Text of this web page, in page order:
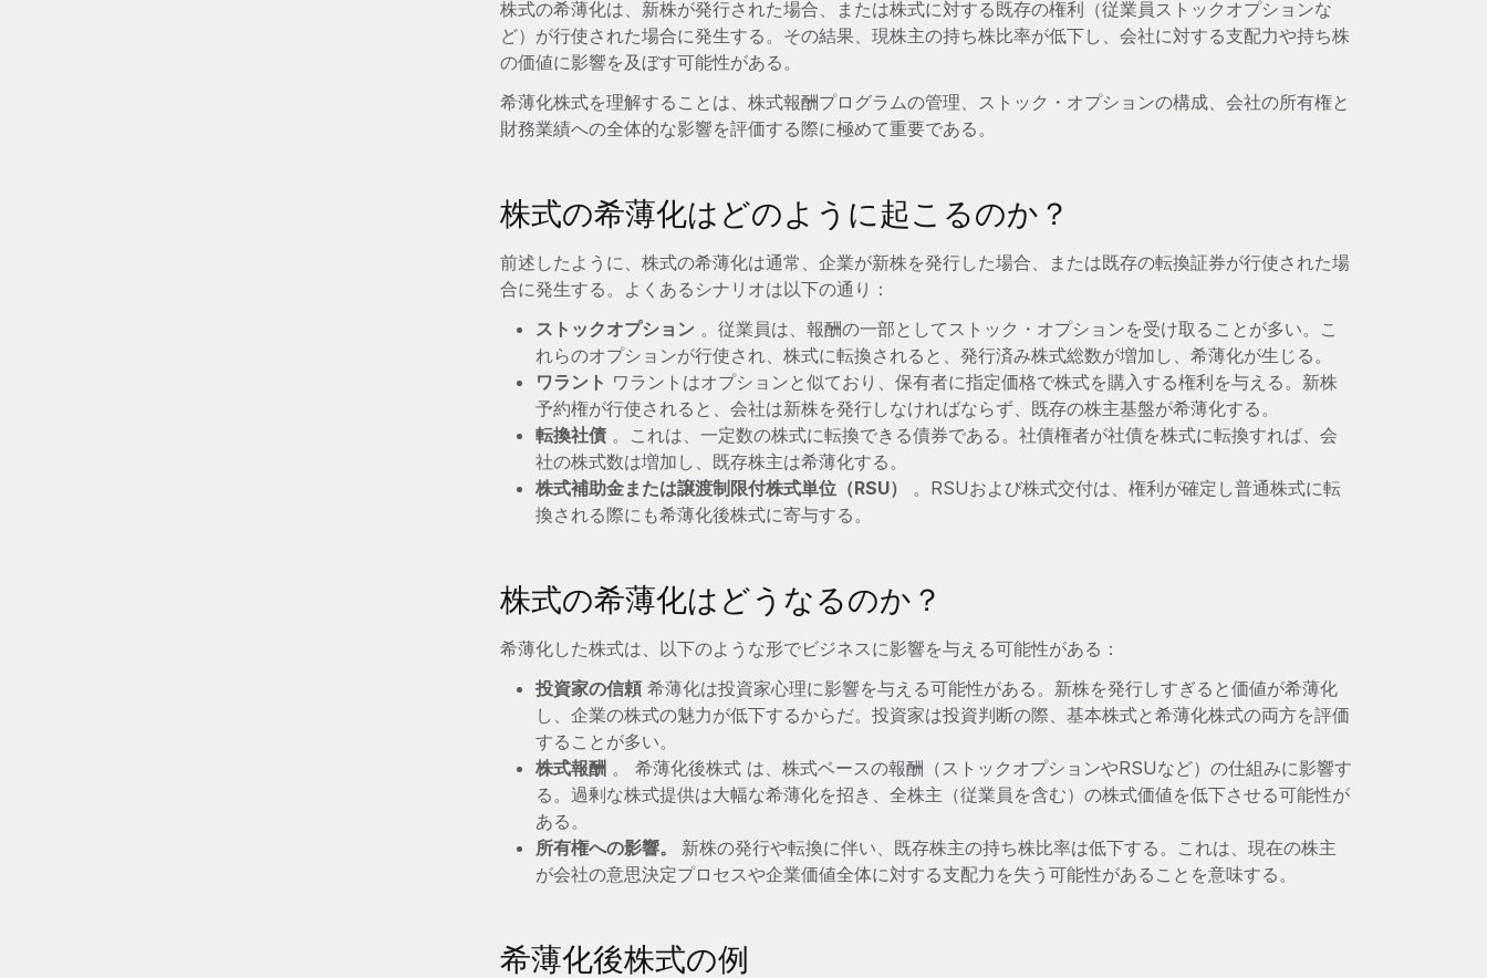
株式の希薄化は、新株が発行された場合、または株式に対する既存の権利（従業員ストックオプションな
ど）が行使された場合に発生する。その結果、現株主の持ち株比率が低下し、会社に対する支配力や持ち株
の価値に影響を及ぼす可能性がある。
希薄化株式を理解することは、株式報酬プログラムの管理、ストック・オプションの構成、会社の所有権と
財務業績への全体的な影響を評価する際に極めて重要である。
株式の希薄化はどのように起こるのか？
前述したように、株式の希薄化は通常、企業が新株を発行した場合、または既存の転換証券が行使された場
合に発生する。よくあるシナリオは以下の通り：
ストックオプション。従業員は、報酬の一部としてストック・オプションを受け取ることが多い。こ
れらのオプションが行使され、株式に転換されると、発行済み株式総数が増加し、希薄化が生じる。
ワラント ワラントはオプションと似ており、保有者に指定価格で株式を購入する権利を与える。新株
予約権が行使されると、会社は新株を発行しなければならず、既存の株主基盤が希薄化する。
転換社債。これは、一定数の株式に転換できる債券である。社債権者が社債を株式に転換すれば、会
社の株式数は増加し、既存株主は希薄化する。
株式補助金または譲渡制限付株式単位（RSU）
。RSUおよび株式交付は、権利が確定し普通株式に転
換される際にも希薄化後株式に寄与する。
株式の希薄化はどうなるのか？
希薄化した株式は、以下のような形でビジネスに影響を与える可能性がある：
投資家の信頼希薄化は投資家心理に影響を与える可能性がある。新株を発行しすぎると価値が希薄化
し、企業の株式の魅力が低下するからだ。投資家は投資判断の際、基本株式と希薄化株式の両方を評価
することが多い。
株式報酬 。 希薄化後株式 は、株式ベースの報酬（ストックオプションやRSUなど）の仕組みに影響す
る。過剰な株式提供は大幅な希薄化を招き、全株主（従業員を含む）の株式価値を低下させる可能性が
ある。
所有権への影響。 新株の発行や転換に伴い、既存株主の持ち株比率は低下する。これは、現在の株主
が会社の意思決定プロセスや企業価値全体に対する支配力を失う可能性があることを意味する。
希薄化後株式の例